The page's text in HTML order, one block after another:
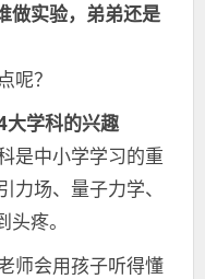
做实验，弟弟还是
呢？
大学科的兴趣
是中小学学习的重
力场、量子力学、
疼。
师会用孩子听得懂